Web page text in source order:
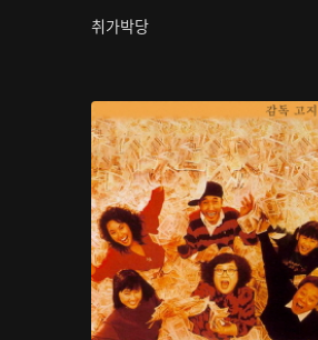
취가박당